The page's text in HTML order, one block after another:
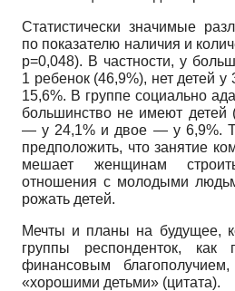
Статистически значимые
по показателю наличия и
p=0,048). В частности, у
1 ребенок (46,9%), нет детей
15,6%. В группе социально
большинство не имеют детей
— у 24,1% и двое — у 6,9%.
предположить, что занятие
мешает женщинам
отношения с молодыми
рожать детей.
Мечты и планы на будущее,
группы респонденток, как
финансовым
«хорошими детьми» (цитата).